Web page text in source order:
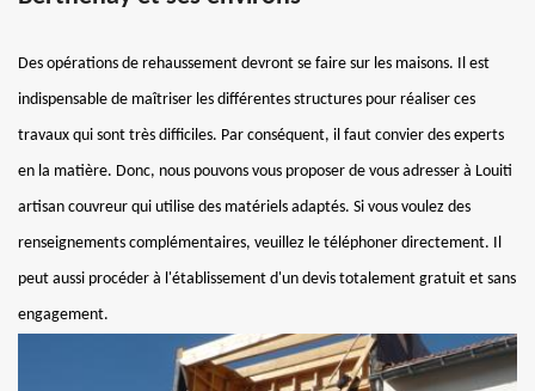
Des opérations de rehaussement devront se faire sur les maisons. Il est
indispensable de maîtriser les différentes structures pour réaliser ces
travaux qui sont très difficiles. Par conséquent, il faut convier des experts
en la matière. Donc, nous pouvons vous proposer de vous adresser à Louiti
artisan couvreur qui utilise des matériels adaptés. Si vous voulez des
renseignements complémentaires, veuillez le téléphoner directement. Il
peut aussi procéder à l'établissement d'un devis totalement gratuit et sans
engagement.